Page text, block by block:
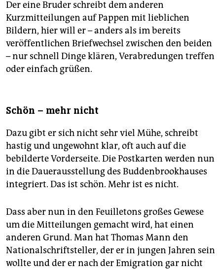
Der eine Bruder schreibt dem anderen
Kurzmitteilungen auf Pappen mit lieblichen
Bildern, hier will er – anders als im bereits
veröffentlichen Briefwechsel zwischen den beiden
– nur schnell Dinge klären, Verabredungen treffen
oder einfach grüßen.
Schön – mehr nicht
Dazu gibt er sich nicht sehr viel Mühe, schreibt
hastig und ungewohnt klar, oft auch auf die
bebilderte Vorderseite. Die Postkarten werden nun
in die Dauerausstellung des Buddenbrookhauses
integriert. Das ist schön. Mehr ist es nicht.
Dass aber nun in den Feuilletons großes Gewese
um die Mitteilungen gemacht wird, hat einen
anderen Grund. Man hat Thomas Mann den
Nationalschriftsteller, der er in jungen Jahren sein
wollte und der er nach der Emigration gar nicht